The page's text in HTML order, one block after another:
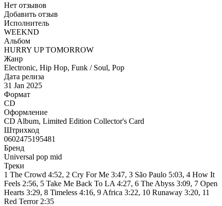
Нет отзывов
Добавить отзыв
Исполнитель
WEEKND
Альбом
HURRY UP TOMORROW
Жанр
Electronic, Hip Hop, Funk / Soul, Pop
Дата релиза
31 Jan 2025
Формат
CD
Оформление
CD Album, Limited Edition Collector's Card
Штрихкод
0602475195481
Бренд
Universal pop mid
Треки
1 The Crowd 4:52, 2 Cry For Me 3:47, 3 São Paulo 5:03, 4 How It
Feels 2:56, 5 Take Me Back To LA 4:27, 6 The Abyss 3:09, 7 Open
Hearts 3:29, 8 Timeless 4:16, 9 Africa 3:22, 10 Runaway 3:20, 11
Red Terror 2:35